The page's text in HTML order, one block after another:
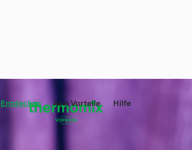
Entdecken Abo Vorteile Hilfe